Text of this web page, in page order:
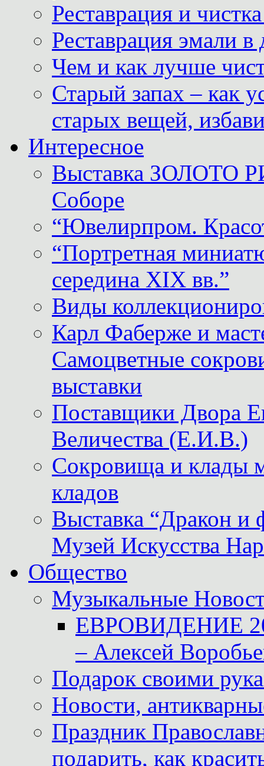
Реставрация и
Реставрация эмали
Чем и как лучше
Старый запах – как
старых вещей,
Интересное
Выставка ЗОЛОТО
Соборе
“Ювелирпром.
“Портретная
середина XIX вв.”
Виды
Карл Фаберже и
Самоцветные
выставки
Поставщики
Величества (Е.И.В.)
Сокровища и клады
кладов
Выставка “Дракон и
Музей Искусства
Общество
Музыкальные
ЕВРОВИДЕНИЕ
– Алексей
Подарок своими
Новости,
Праздник
подарить, как